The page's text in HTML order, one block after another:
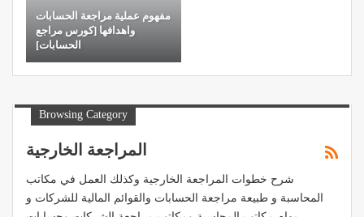
مفهوم عملية مراجعة الحسابات
واهدافها [كورس مراجع
الحسابات]
Browsing Category
المراجعة الخارجية
شرح خطوات المراجعة الخارجية وكذلك العمل في مكاتب
المحاسبة و طبيعة مراجعة الحسابات والقوائم المالية للشركات و